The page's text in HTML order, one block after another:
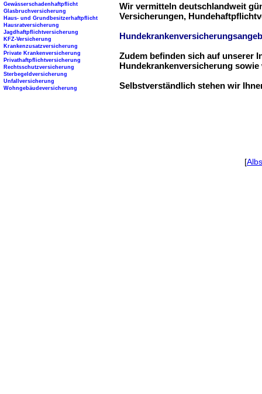
Wir vermitteln deutschlandweit
Versicherungen,
Zudem befinden sich auf unserer
Hundekrankenversicherung
Selbstverständlich stehen wir
Gewässerschadenhaftpflicht
Glasbruchversicherung
Haus- und Grundbesitzerhaftpflicht
Hausratversicherung
Jagdhaftpflichtversicherung
KFZ-Versicherung
Krankenzusatzversicherung
Private Krankenversicherung
Privathaftpflichtversicherung
Rechtsschutzversicherung
Sterbegeldversicherung
Unfallversicherung
Wohngebäudeversicherung
[